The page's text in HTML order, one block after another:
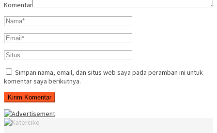
Komentar
Simpan nama, email, dan situs web saya pada peramban ini untuk
komentar saya berikutnya.